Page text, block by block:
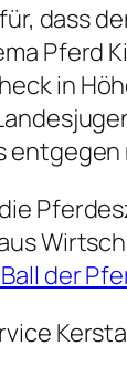
dass
in
entgegen
der